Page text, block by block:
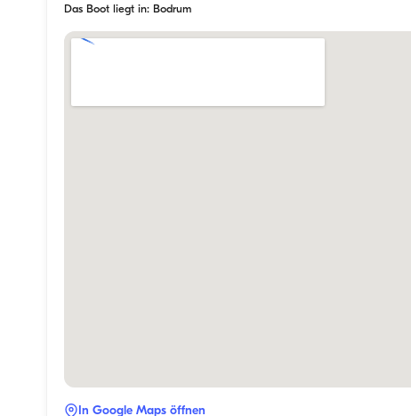
Das Boot liegt in: Bodrum
In Google Maps öffnen